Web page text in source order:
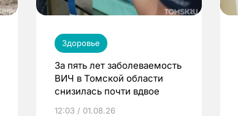
Здоровье
За пять лет заболеваемость
ВИЧ в Томской области
снизилась почти вдвое
12:03 / 01.08.26